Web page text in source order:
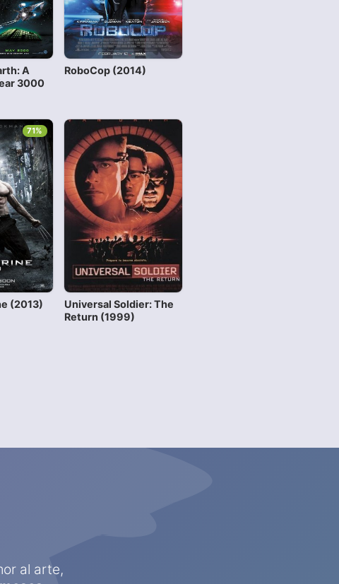
A
3000
RoboCop (2014)
(2013)
71%
Universal Soldier: The
Return (1999)
al arte,